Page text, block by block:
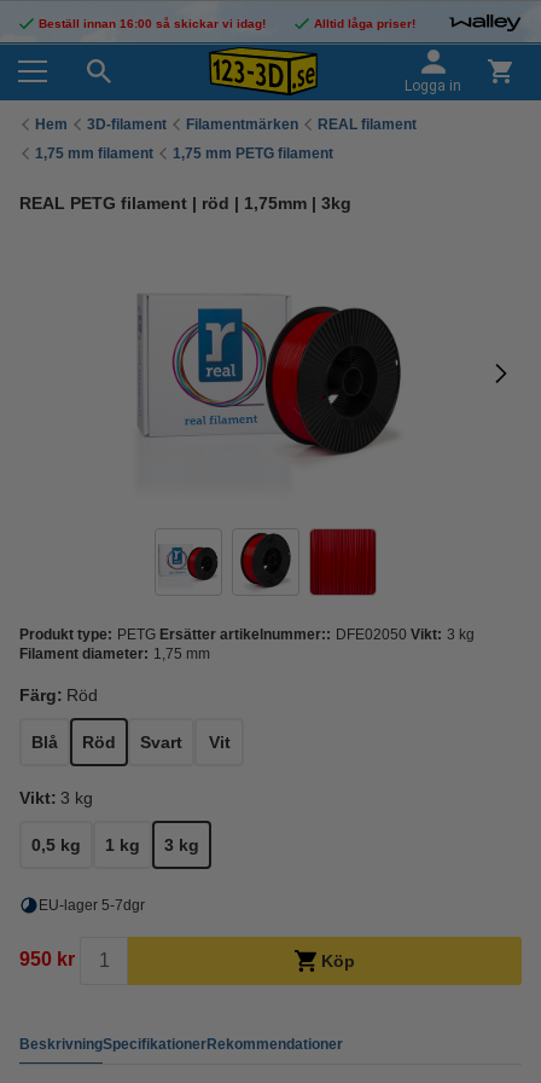
Beställ innan 16:00 så skickar vi idag! Alltid låga priser!
Logga in
Hem 3D-filament Filamentmärken
REAL filament
1,75 mm filament
1,75 mm PETG filament
REAL PETG filament | röd | 1,75mm | 3kg
Produkt type: PETG Ersätter artikelnummer:: DFE02050 Vikt: 3 kg
Filament diameter: 1,75 mm
Färg: Röd
Blå Röd Svart Vit
Vikt: 3 kg
0,5 kg 1 kg 3 kg
EU-lager 5-7dgr
950 kr Köp
BeskrivningSpecifikationerRekommendationer